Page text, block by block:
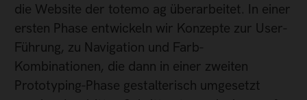
die Website der totemo ag überarbeitet. In einer
ersten Phase entwickeln wir Konzepte zur User-
Führung, zu Navigation und Farb-
Kombinationen, die dann in einer zweiten
Prototyping-Phase gestalterisch umgesetzt